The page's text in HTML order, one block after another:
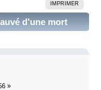
IMPRIMER
d'une mort
11463 fois)
»